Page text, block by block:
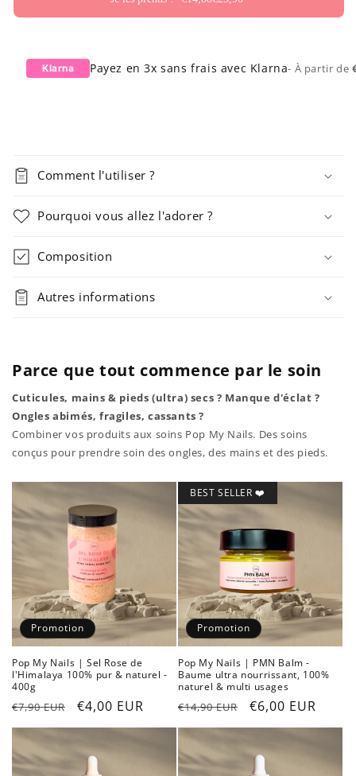
Klarna Payez en 3x sans frais avec Klarna- À partir de
Comment l'utiliser ?
Pourquoi vous allez l'adorer ?
Composition
Autres informations
Parce que tout commence par le soin
Cuticules, mains & pieds (ultra) secs ? Manque d'éclat ?
Ongles abimés, fragiles, cassants ?
Combiner vos produits aux soins Pop My Nails. Des soins
conçus pour prendre soin des ongles, des mains et des pieds.
Promotion
Pop My Nails | Sel Rose de
l'Himalaya 100% pur & naturel -
400g
Prix
habituel
€7,90 EUR
Prix
promotionnel
€4,00 EUR
BEST SELLER ❤️
Promotion
Pop My Nails | PMN Balm -
Baume ultra nourrissant, 100%
naturel & multi usages
Prix
habituel
€14,90 EUR
Prix
promotionnel
€6,00 EUR